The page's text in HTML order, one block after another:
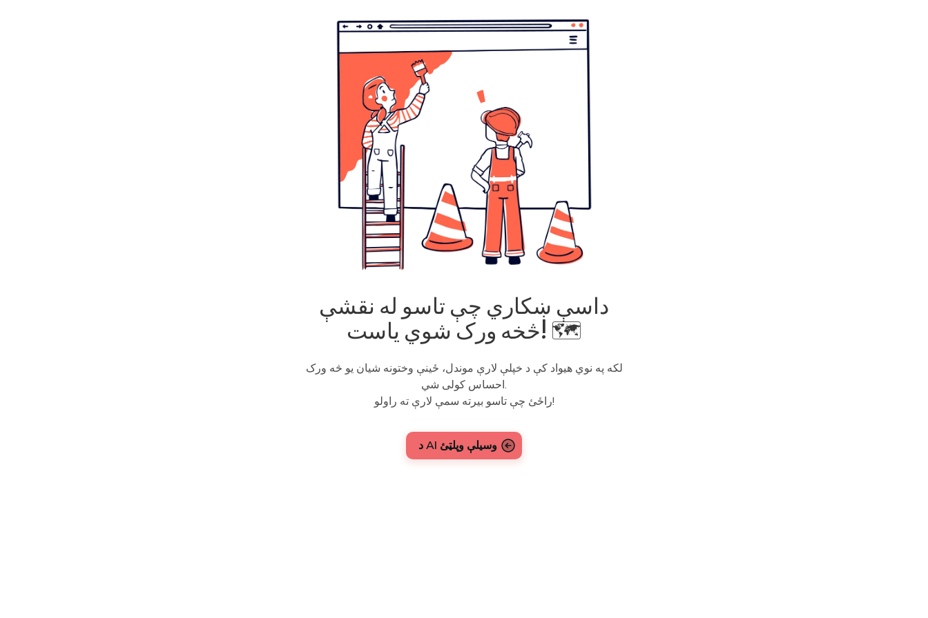
داسې ښکاري چې تاسو له نقشې
څخه ورک شوي یاست! 🗺️
لکه په نوي هیواد کې د خپلې لارې موندل، ځینې وختونه شیان یو څه ورک
احساس کولی شي.
راځئ چې تاسو بیرته سمې لارې ته راولو!
د AI وسیلې وپلټئ